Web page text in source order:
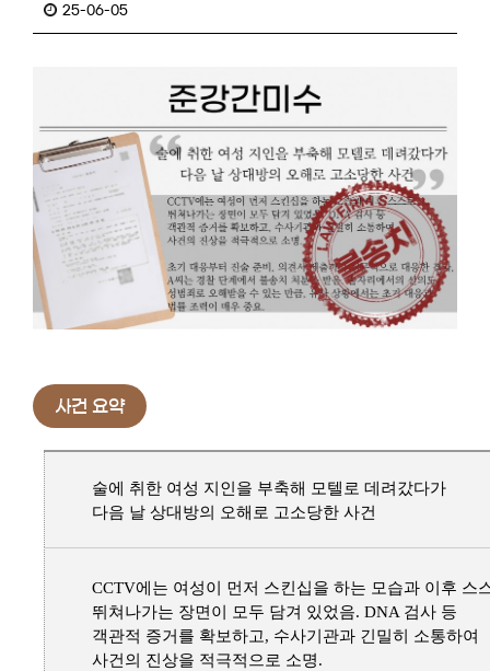
25-06-05
사건 요약
술에 취한 여성 지인을 부축해 모텔로 데려갔다가
다음 날 상대방의 오해로 고소당한 사건
CCTV에는 여성이 먼저 스킨십을 하는 모습과 이후 스
뛰쳐나가는 장면이 모두 담겨 있었음. DNA 검사 등
객관적 증거를 확보하고, 수사기관과 긴밀히 소통하여
사건의 진상을 적극적으로 소명.